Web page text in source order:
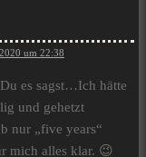
um 22:38
es sagst…Ich hätte
und gehetzt
nur „five years“
mich alles klar. 😉